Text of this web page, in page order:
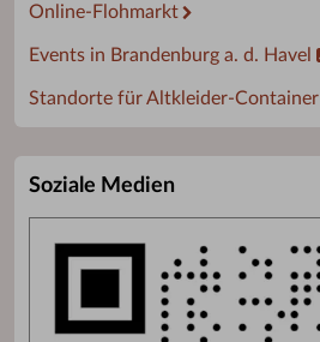
Online-Flohmarkt
Events in Brandenburg a. d. Havel
Standorte für Altkleider-Container
Soziale Medien